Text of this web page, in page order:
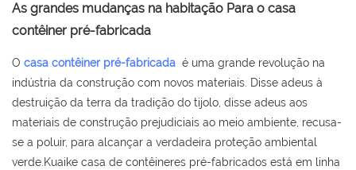
As grandes mudanças na habitação Para o casa
contêiner pré-fabricada
O casa contêiner pré-fabricada é uma grande revolução na
indústria da construção com novos materiais. Disse adeus à
destruição da terra da tradição do tijolo, disse adeus aos
materiais de construção prejudiciais ao meio ambiente, recusa-
se a poluir, para alcançar a verdadeira proteção ambiental
verde.Kuaike casa de contêineres pré-fabricados está em linha